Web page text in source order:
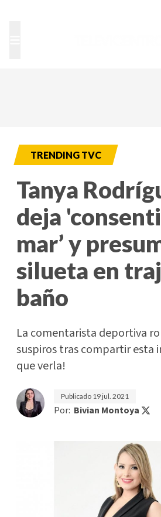
TRENDING TVC
Tanya
deja
mar’ y
silueta en
baño
La comentarista deportiva
suspiros tras compartir esta
que verla!
Publicado 19 jul. 2021
Por: Bivian Montoya